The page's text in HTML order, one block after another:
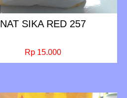
NAT SIKA RED 257
Rp 15.000